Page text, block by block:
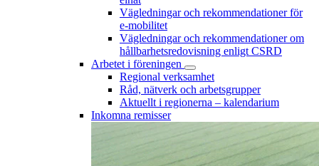
Vägledningar och rekommendationer för
e-mobilitet
Vägledningar och rekommendationer om
hållbarhetsredovisning enligt CSRD
Arbetet i föreningen
Regional verksamhet
Råd, nätverk och arbetsgrupper
Aktuellt i regionerna – kalendarium
Inkomna remisser